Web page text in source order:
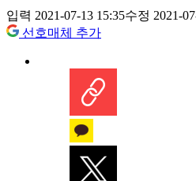
입력 2021-07-13 15:35수정 2021-
선호매체 추가